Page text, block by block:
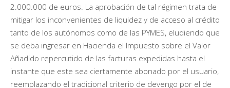
2.000.000 de euros. La aprobación de tal régimen trata de
mitigar los inconvenientes de liquidez y de acceso al crédito
tanto de los autónomos como de las PYMES, eludiendo que
se deba ingresar en Hacienda el Impuesto sobre el Valor
Añadido repercutido de las facturas expedidas hasta el
instante que este sea ciertamente abonado por el usuario,
reemplazando el tradicional criterio de devengo por el de